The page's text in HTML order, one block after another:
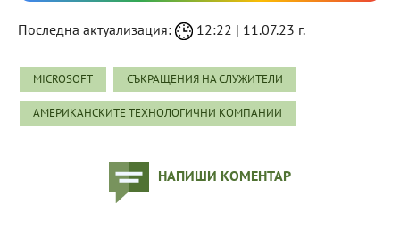
Последна актуализация: 12:22 | 11.07.23 г.
MICROSOFT СЪКРАЩЕНИЯ НА СЛУЖИТЕЛИ
АМЕРИКАНСКИТЕ ТЕХНОЛОГИЧНИ КОМПАНИИ
НАПИШИ КОМЕНТАР